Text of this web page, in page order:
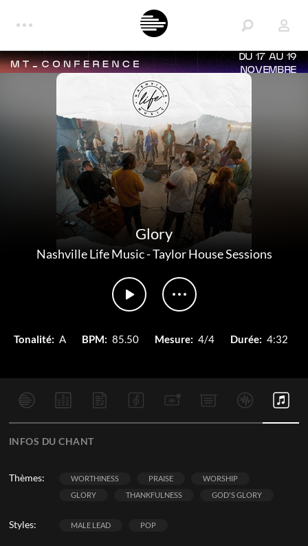
DU 17 AU 19
NOVEMBRE
Glory
Nashville Life Music-Taylor House Sessions
Tonalité: A BPM: 85.50 Mesure: 4/4 Durée: 4:32
INFOS DU CHANT
Thèmes: WORTHINESS PRAISE
WORSHIP
GLORY
THANKFULNESS GOD'S GLORY
Styles: MALE LEAD POP